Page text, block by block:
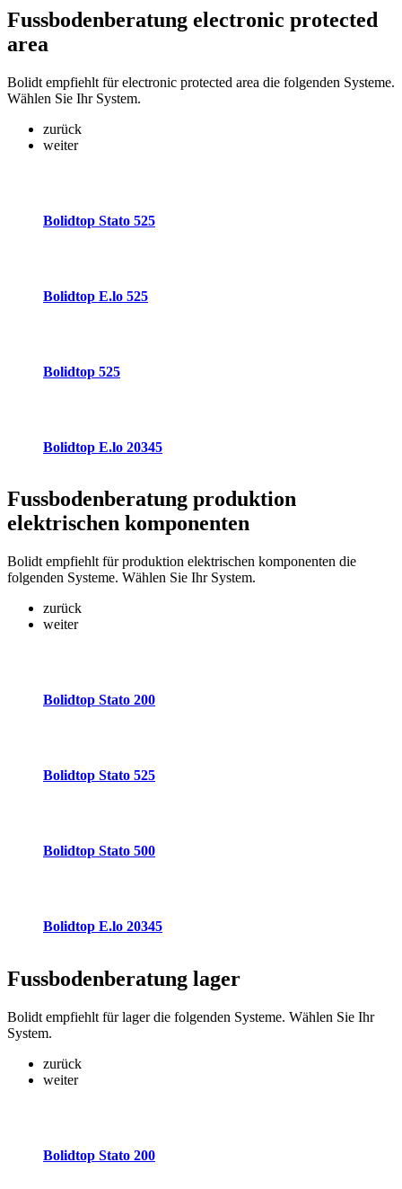
Fussbodenberatung electronic protected
area
Bolidt empfiehlt für electronic protected area die folgenden Systeme.
Wählen Sie Ihr System.
zurück
weiter
Bolidtop Stato 525
Bolidtop E.lo 525
Bolidtop 525
Bolidtop E.lo 20345
Fussbodenberatung produktion
elektrischen komponenten
Bolidt empfiehlt für produktion elektrischen komponenten die
folgenden Systeme. Wählen Sie Ihr System.
zurück
weiter
Bolidtop Stato 200
Bolidtop Stato 525
Bolidtop Stato 500
Bolidtop E.lo 20345
Fussbodenberatung lager
Bolidt empfiehlt für lager die folgenden Systeme. Wählen Sie Ihr
System.
zurück
weiter
Bolidtop Stato 200